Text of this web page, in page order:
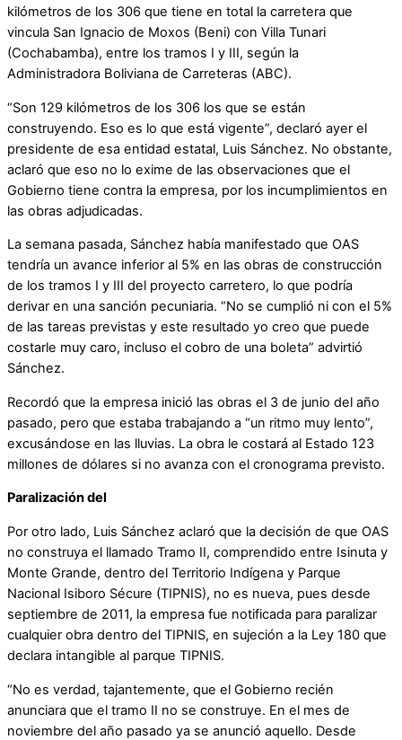
kilómetros de los 306 que tiene en total la carretera que
vincula San Ignacio de Moxos (Beni) con Villa Tunari
(Cochabamba), entre los tramos I y III, según la
Administradora Boliviana de Carreteras (ABC).
“Son 129 kilómetros de los 306 los que se están
construyendo. Eso es lo que está vigente”, declaró ayer el
presidente de esa entidad estatal, Luis Sánchez. No obstante,
aclaró que eso no lo exime de las observaciones que el
Gobierno tiene contra la empresa, por los incumplimientos en
las obras adjudicadas.
La semana pasada, Sánchez había manifestado que OAS
tendría un avance inferior al 5% en las obras de construcción
de los tramos I y III del proyecto carretero, lo que podría
derivar en una sanción pecuniaria. “No se cumplió ni con el 5%
de las tareas previstas y este resultado yo creo que puede
costarle muy caro, incluso el cobro de una boleta” advirtió
Sánchez.
Recordó que la empresa inició las obras el 3 de junio del año
pasado, pero que estaba trabajando a “un ritmo muy lento”,
excusándose en las lluvias. La obra le costará al Estado 123
millones de dólares si no avanza con el cronograma previsto.
Paralización del
Por otro lado, Luis Sánchez aclaró que la decisión de que OAS
no construya el llamado Tramo II, comprendido entre Isinuta y
Monte Grande, dentro del Territorio Indígena y Parque
Nacional Isiboro Sécure (TIPNIS), no es nueva, pues desde
septiembre de 2011, la empresa fue notificada para paralizar
cualquier obra dentro del TIPNIS, en sujeción a la Ley 180 que
declara intangible al parque TIPNIS.
“No es verdad, tajantemente, que el Gobierno recién
anunciara que el tramo II no se construye. En el mes de
noviembre del año pasado ya se anunció aquello. Desde